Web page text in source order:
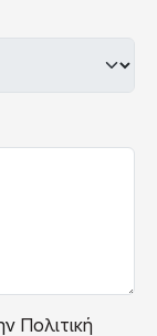
Πολιτική